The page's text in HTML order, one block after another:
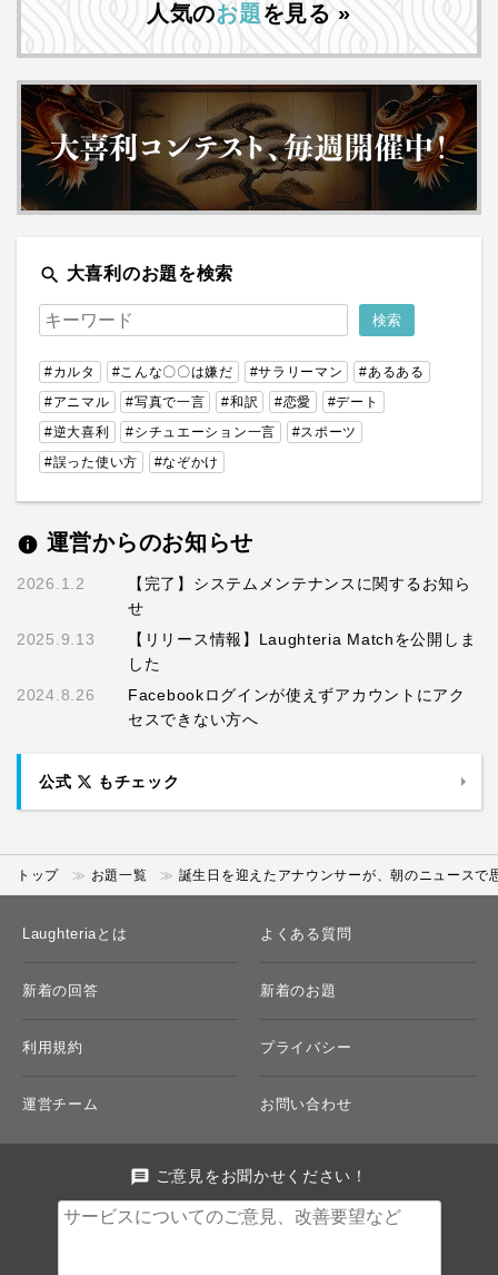
人気のお題を見る »
search 大喜利のお題を検索
#カルタ #こんな〇〇は嫌だ #サラリーマン
#あるある
#アニマル
#写真で一言 #和訳 #恋愛
#デート
#逆大喜利
#シチュエーション一言
#スポーツ
#誤った使い方
#なぞかけ
info 運営からのお知らせ
2026.1.2
【完了】システムメンテナンスに関するお知ら
せ
2025.9.13
【リリース情報】Laughteria Matchを公開しま
した
2024.8.26
Facebookログインが使えずアカウントにアク
セスできない方へ
公式 もチェック
トップ お題一覧 誕生日を迎えたアナウンサーが、朝のニュースで
Laughteriaとは よくある質問
新着の回答 新着のお題
利用規約 プライバシー
運営チーム お問い合わせ
message ご意見をお聞かせください！